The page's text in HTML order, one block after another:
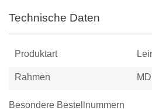
Technische Daten
Produktart
Rahmen
Besondere Bestellnummern